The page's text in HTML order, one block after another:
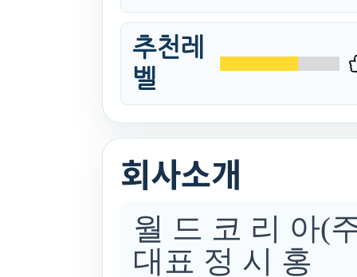
추천레
벨
회사소개
월 드 코 리 아(
대표 정 시 홍